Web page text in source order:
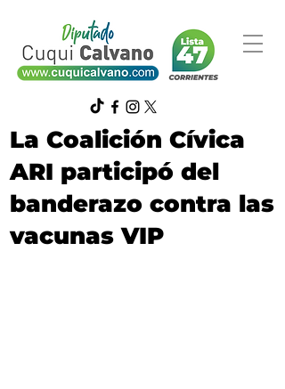
La Coalición Cívica
ARI participó del
banderazo contra las
vacunas VIP